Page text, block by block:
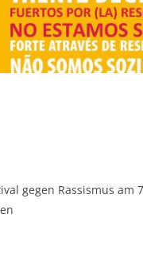
gegen Rassismus am